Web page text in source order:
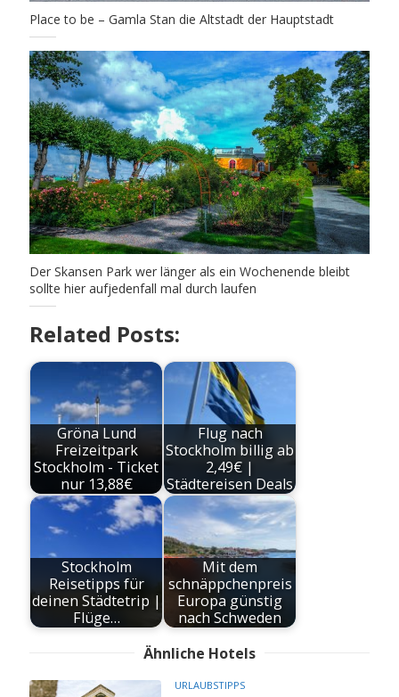
Place to be – Gamla Stan die Altstadt der Hauptstadt
Der Skansen Park wer länger als ein Wochenende bleibt
sollte hier aufjedenfall mal durch laufen
Related Posts:
Gröna Lund
Freizeitpark
Stockholm - Ticket
nur 13,88€
Flug nach
Stockholm billig ab
2,49€ |
Städtereisen Deals
Stockholm
Reisetipps für
deinen Städtetrip |
Flüge…
Mit dem
schnäppchenpreis
Europa günstig
nach Schweden
Ähnliche Hotels
URLAUBSTIPPS